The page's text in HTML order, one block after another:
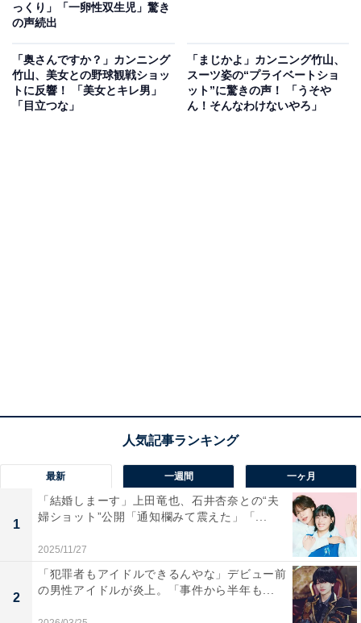
っくり」「一卵性双生児」驚き
の声続出
「奥さんですか？」カンニング
竹山、美女との野球観戦ショッ
トに反響！ 「美女とキレ男」
「目立つな」
「まじかよ」カンニング竹山、
スーツ姿の“プライベートショ
ット”に驚きの声！ 「うそや
ん！そんなわけないやろ」
最新 一週間 一ヶ月
1
「結婚しまーす」上田竜也、石井杏奈との“夫
婦ショット”公開「通知欄みて震えた」「...
2025/11/27
2
「犯罪者もアイドルできるんやな」デビュー前
の男性アイドルが炎上。「事件から半年も...